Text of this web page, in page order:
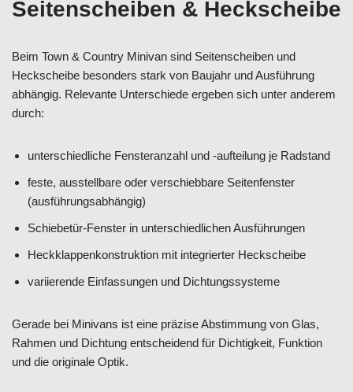
Seitenscheiben & Heckscheibe
Beim Town & Country Minivan sind Seitenscheiben und
Heckscheibe besonders stark von Baujahr und Ausführung
abhängig. Relevante Unterschiede ergeben sich unter anderem
durch:
unterschiedliche Fensteranzahl und -aufteilung je Radstand
feste, ausstellbare oder verschiebbare Seitenfenster
(ausführungsabhängig)
Schiebetür-Fenster in unterschiedlichen Ausführungen
Heckklappenkonstruktion mit integrierter Heckscheibe
variierende Einfassungen und Dichtungssysteme
Gerade bei Minivans ist eine präzise Abstimmung von Glas,
Rahmen und Dichtung entscheidend für Dichtigkeit, Funktion
und die originale Optik.